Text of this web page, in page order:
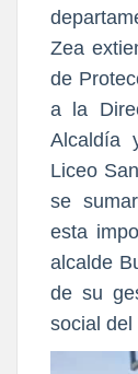
Zea
de
a la
Alcaldía
Liceo
se
esta
alcalde
de su
social del